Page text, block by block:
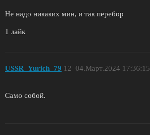
Не надо никаких мин, и так перебор
1 лайк
USSR_Yurich_79 04.Март.2024 17:36:15
12
Само собой.